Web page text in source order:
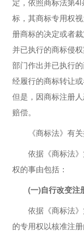
标，其商标专用权
册商标的决定或者
并已执行的商标侵
部门作出并已执行
经履行的商标转让
但是，因商标注册
赔偿。
《商标法》有关
依据《商标法》
权的事由包括：
(一)自行改变注
依据《商标法》
的专用权以核准注